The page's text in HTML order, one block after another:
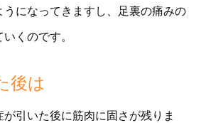
うになってきますし、足裏の痛みの
くのです。
後は
引いた後に筋肉に固さが残りま